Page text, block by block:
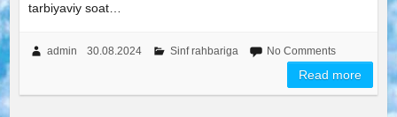
tarbiyaviy soat…
admin 30.08.2024 Sinf rahbariga No Comments
Read more